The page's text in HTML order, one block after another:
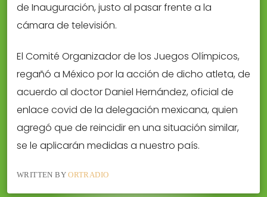
de Inauguración, justo al pasar frente a la
cámara de televisión.
El Comité Organizador de los Juegos Olímpicos,
regañó a México por la acción de dicho atleta, de
acuerdo al doctor Daniel Hernández, oficial de
enlace covid de la delegación mexicana, quien
agregó que de reincidir en una situación similar,
se le aplicarán medidas a nuestro país.
WRITTEN BYORTRADIO